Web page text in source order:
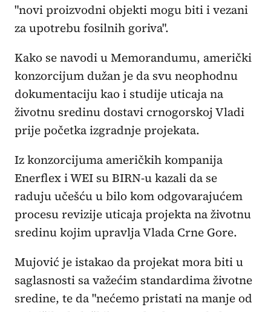
"novi proizvodni objekti mogu biti i vezani
za upotrebu fosilnih goriva".
Kako se navodi u Memorandumu, američki
konzorcijum dužan je da svu neophodnu
dokumentaciju kao i studije uticaja na
životnu sredinu dostavi crnogorskoj Vladi
prije početka izgradnje projekata.
Iz konzorcijuma američkih kompanija
Enerflex i WEI su BIRN-u kazali da se
raduju učešću u bilo kom odgovarajućem
procesu revizije uticaja projekta na životnu
sredinu kojim upravlja Vlada Crne Gore.
Mujović je istakao da projekat mora biti u
saglasnosti sa važećim standardima životne
sredine, te da "nećemo pristati na manje od